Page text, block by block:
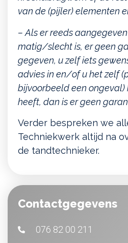
van de (pijler) elementen
– Als er reeds
matig/slecht is, er geen
gegeven, u zelf iets
advies in en/of u het zelf
bijvoorbeeld een
heeft, dan is er geen
Verder bespreken we
Techniekwerk altijd na
de tandtechnieker.
Contactgegevens
076 82 00 211